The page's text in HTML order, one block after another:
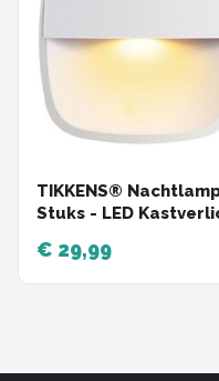
TIKKENS®
Stuks - LED
met Sensor -
€ 29,99